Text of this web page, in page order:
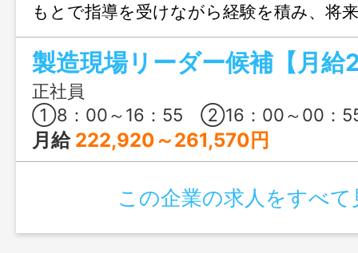
もとで指導を受けながら経験を積み、将
として活躍していくポジションです。通
駐しているので言葉の壁なく安心してス
種からの転職、未経験・年齢不問で大歓
正社員
①8：00～16：55 ②16：00～00：
月給 222,920～261,570円
この企業の求人をすべて